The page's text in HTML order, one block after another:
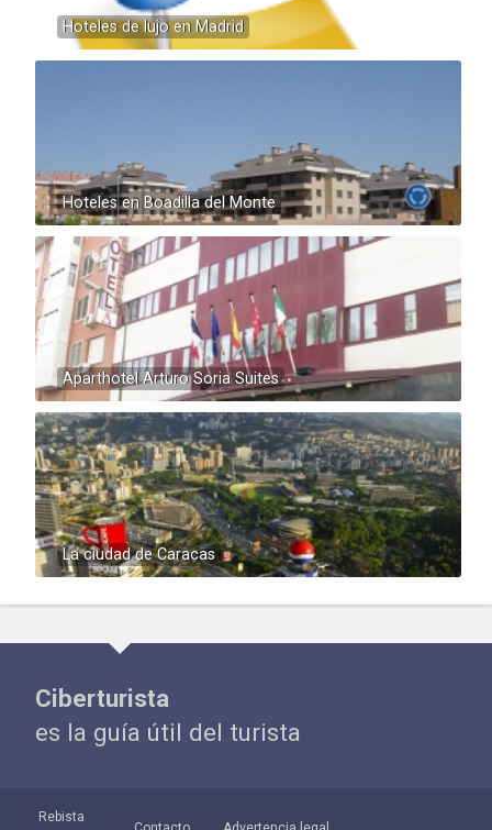
Hoteles de lujo en Madrid
Hoteles en Boadilla del Monte
Aparthotel Arturo Soria Suites
La ciudad de Caracas
Ciberturista
es la guía útil del turista
Rebista